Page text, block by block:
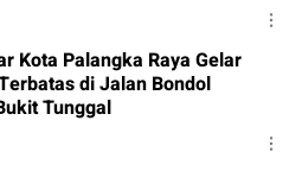
Kota Palangka Raya Gelar
di Jalan Bondol
Tunggal